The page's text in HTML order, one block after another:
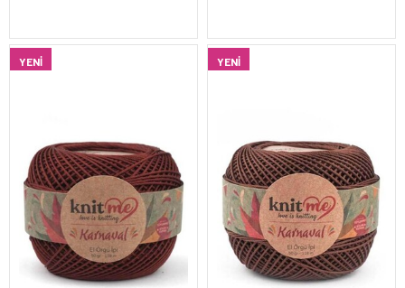
YENI YENI